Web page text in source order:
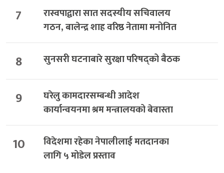
7
रास्वपाद्वारा सात सदस्यीय सचिवालय
गठन, बालेन्द्र शाह वरिष्ठ नेतामा मनोनित
8 सुनसरी घटनाबारे सुरक्षा परिषद्को बैठक
9
घरेलु कामदारसम्बन्धी आदेश
कार्यान्वयनमा श्रम मन्त्रालयको बेवास्ता
10
विदेशमा रहेका नेपालीलाई मतदानका
लागि ५ मोडेल प्रस्ताव